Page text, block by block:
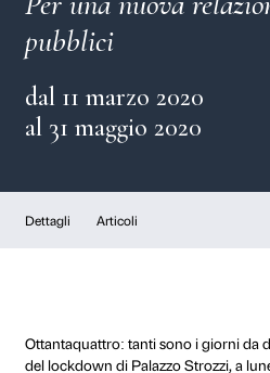
In contatto
pubblici
al 31 maggio 2020